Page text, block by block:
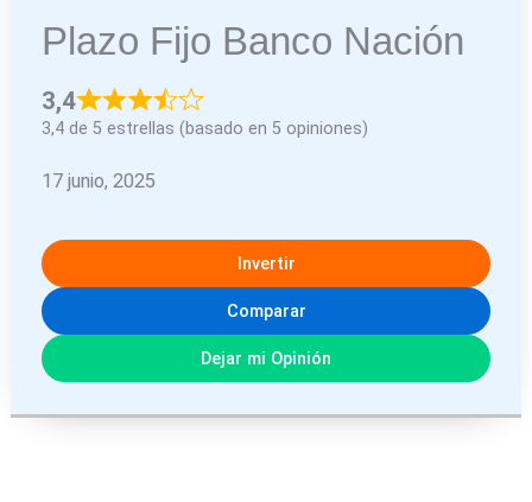
Plazo Fijo Banco Nación
3,4
3,4 de 5 estrellas (basado en 5 opiniones)
17 junio, 2025
Invertir
Comparar
Dejar mi Opinión